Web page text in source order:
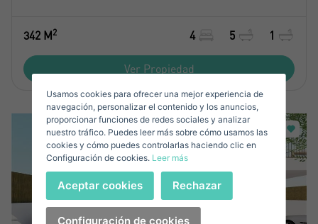
342 M2 4 5 1
Ver Propiedad
Iniciar sesión
Apellidos*
Correo Electrónico*
Teléfono*
United
States
+1
Vende tu Propiedad
United
States
+1
+1
Usamos cookies para ofrecer una mejor experiencia de
navegación, personalizar el contenido y los anuncios,
proporcionar funciones de redes sociales y analizar
nuestro tráfico. Puedes leer más sobre cómo usamos las
cookies y cómo puedes controlarlas haciendo clic en
Configuración de cookies. Leer más
Configuración de cookies
Aceptar cookies Rechazar